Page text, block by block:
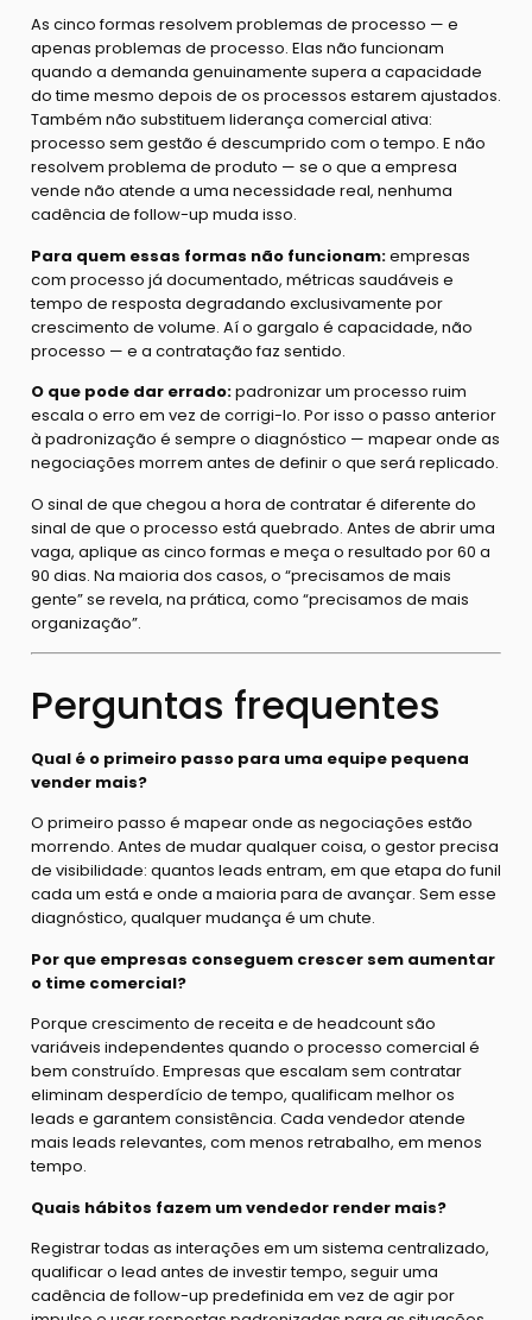
As cinco formas resolvem problemas de processo — e
apenas problemas de processo. Elas não funcionam
quando a demanda genuinamente supera a capacidade
do time mesmo depois de os processos estarem ajustados.
Também não substituem liderança comercial ativa:
processo sem gestão é descumprido com o tempo. E não
resolvem problema de produto — se o que a empresa
vende não atende a uma necessidade real, nenhuma
cadência de follow-up muda isso.
Para quem essas formas não funcionam:empresas
com processo já documentado, métricas saudáveis e
tempo de resposta degradando exclusivamente por
crescimento de volume. Aí o gargalo é capacidade, não
processo — e a contratação faz sentido.
O que pode dar errado:padronizar um processo ruim
escala o erro em vez de corrigi-lo. Por isso o passo anterior
à padronização é sempre o diagnóstico — mapear onde as
negociações morrem antes de definir o que será replicado.
O sinal de que chegou a hora de contratar é diferente do
sinal de que o processo está quebrado. Antes de abrir uma
vaga, aplique as cinco formas e meça o resultado por 60 a
90 dias. Na maioria dos casos, o “precisamos de mais
gente” se revela, na prática, como “precisamos de mais
organização”.
Perguntas frequentes
Qual é o primeiro passo para uma equipe pequena
vender mais?
O primeiro passo é mapear onde as negociações estão
morrendo. Antes de mudar qualquer coisa, o gestor precisa
de visibilidade: quantos leads entram, em que etapa do funil
cada um está e onde a maioria para de avançar. Sem esse
diagnóstico, qualquer mudança é um chute.
Por que empresas conseguem crescer sem aumentar
o time comercial?
Porque crescimento de receita e de headcount são
variáveis independentes quando o processo comercial é
bem construído. Empresas que escalam sem contratar
eliminam desperdício de tempo, qualificam melhor os
leads e garantem consistência. Cada vendedor atende
mais leads relevantes, com menos retrabalho, em menos
tempo.
Quais hábitos fazem um vendedor render mais?
Registrar todas as interações em um sistema centralizado,
qualificar o lead antes de investir tempo, seguir uma
cadência de follow-up predefinida em vez de agir por